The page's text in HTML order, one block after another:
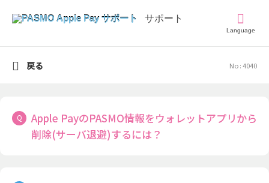
Language
No : 4040
Apple PayのPASMO情報をウォレットアプリから
削除(サーバ退避)するには？
戻る